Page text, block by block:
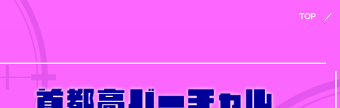
TOP ／